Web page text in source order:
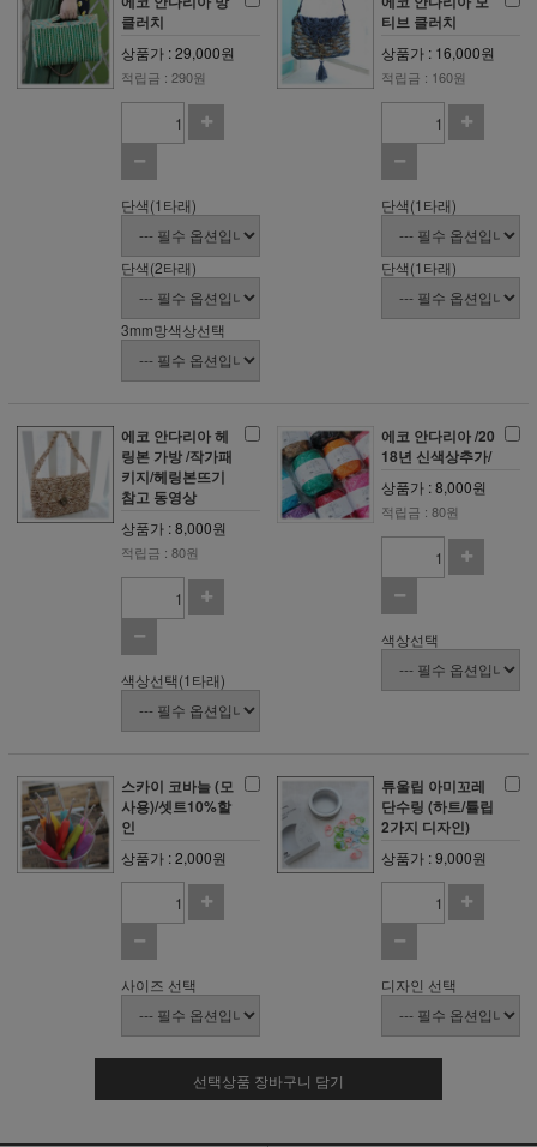
클러치
상품가 : 29,000원
적립금 : 290원
단색(1타래)
단색(2타래)
3mm망색상선택
티브 클러치
상품가 : 16,000원
적립금 : 160원
단색(1타래)
단색(1타래)
에코 안다리아 헤
링본 가방 /작가패
키지/헤링본뜨기
참고 동영상
상품가 : 8,000원
적립금 : 80원
색상선택(1타래)
에코 안다리아 /20
18년 신색상추가/
상품가 : 8,000원
적립금 : 80원
색상선택
스카이 코바늘 (모
사용)/셋트10%할
인
상품가 : 2,000원
사이즈 선택
튜울립 아미꼬레
단수링 (하트/튤립
2가지 디자인)
상품가 : 9,000원
디자인 선택
선택상품 장바구니 담기